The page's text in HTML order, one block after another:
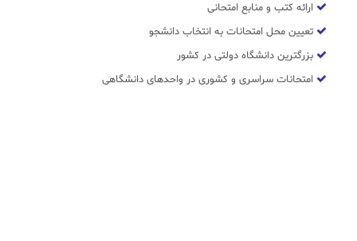
ارائه کتب و منابع امتحانی
تعیین محل امتحانات به انتخاب دانشجو
بزرگترین دانشگاه دولتی در کشور
امتحانات سراسری و کشوری در واحدهای دانشگاهی